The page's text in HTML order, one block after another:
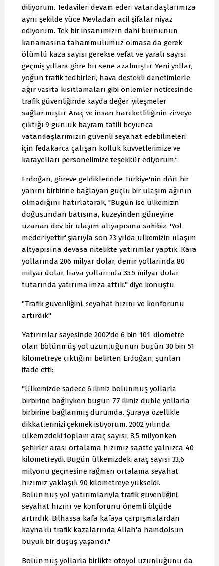
diliyorum. Tedavileri devam eden vatandaşlarımıza
aynı şekilde yüce Mevladan acil şifalar niyaz
ediyorum. Tek bir insanımızın dahi burnunun
kanamasına tahammülümüz olmasa da gerek
ölümlü kaza sayısı gerekse vefat ve yaralı sayısı
geçmiş yıllara göre bu sene azalmıştır. Yeni yollar,
yoğun trafik tedbirleri, hava destekli denetimlerle
ağır vasıta kısıtlamaları gibi önlemler neticesinde
trafik güvenliğinde kayda değer iyileşmeler
sağlanmıştır. Araç ve insan hareketliliğinin zirveye
çıktığı 9 günlük bayram tatili boyunca
vatandaşlarımızın güvenli seyahat edebilmeleri
için fedakarca çalışan kolluk kuvvetlerimize ve
karayolları personelimize teşekkür ediyorum."
Erdoğan, göreve geldiklerinde Türkiye'nin dört bir
yanını birbirine bağlayan güçlü bir ulaşım ağının
olmadığını hatırlatarak, "Bugün ise ülkemizin
doğusundan batısına, kuzeyinden güneyine
uzanan dev bir ulaşım altyapısına sahibiz. 'Yol
medeniyettir' şiarıyla son 23 yılda ülkemizin ulaşım
altyapısına devasa nitelikte yatırımlar yaptık. Kara
yollarında 206 milyar dolar, demir yollarında 80
milyar dolar, hava yollarında 35,5 milyar dolar
tutarında yatırıma imza attık." diye konuştu.
"Trafik güvenliğini, seyahat hızını ve konforunu
artırdık"
Yatırımlar sayesinde 2002'de 6 bin 101 kilometre
olan bölünmüş yol uzunluğunun bugün 30 bin 51
kilometreye çıktığını belirten Erdoğan, şunları
ifade etti:
"Ülkemizde sadece 6 ilimiz bölünmüş yollarla
birbirine bağlıyken bugün 77 ilimiz duble yollarla
birbirine bağlanmış durumda. Şuraya özellikle
dikkatlerinizi çekmek istiyorum. 2002 yılında
ülkemizdeki toplam araç sayısı, 8,5 milyonken
şehirler arası ortalama hızımız saatte yalnızca 40
kilometreydi. Bugün ülkemizdeki araç sayısı 33,6
milyonu geçmesine rağmen ortalama seyahat
hızımız yaklaşık 90 kilometreye yükseldi.
Bölünmüş yol yatırımlarıyla trafik güvenliğini,
seyahat hızını ve konforunu önemli ölçüde
artırdık. Bilhassa kafa kafaya çarpışmalardan
kaynaklı trafik kazalarında Allah'a hamdolsun
büyük bir düşüş yaşandı."
Bölünmüş yollarla birlikte otoyol uzunluğunu da